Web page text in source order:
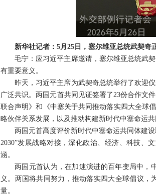
新华社记者：5月25日，塞尔维亚总统武契
毛宁：应习近平主席邀请，塞尔维亚总统武
有重要意义。
昨天，习近平主席为武契奇总统举行了欢迎
广泛共识。两国元首共同见证签署了23份合作文
联合声明》和《中塞关于共同推动落实四大全球
略伙伴关系发展，以及推动构建新时代中塞命运
两国元首高度评价新时代中塞命运共同体建
2030”发展战略对接，深化政治、经济、科技、
涵。
两国元首认为，在加速演进的百年变局中，
义。两国将共同努力，推动落实四大全球倡议
量。